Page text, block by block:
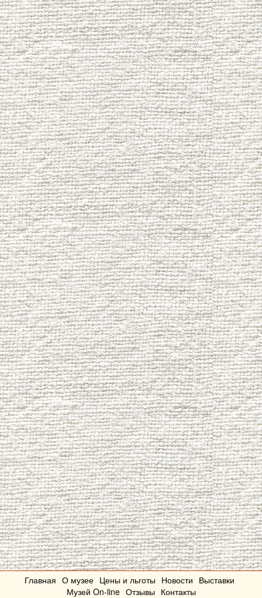
Главная О музее Цены и льготы Новости Выставки
Музей On-line Отзывы Контакты